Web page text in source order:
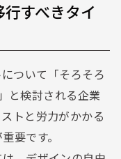
すべきタイ
ついて「そろそろ
と検討される企業
トと労力がかかる
要です。